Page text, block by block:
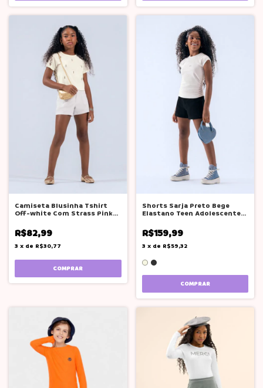
Camiseta Blusinha Tshirt
Off-white Com Strass Pink
R$82,99
3 x de R$30,77
COMPRAR
Shorts Sarja Preto Bege
Elastano Teen Adolescente
R$159,99
3 x de R$59,32
COMPRAR